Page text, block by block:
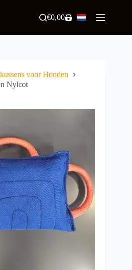
Winkelwagen
€0,00
voor Honden
Nylcot